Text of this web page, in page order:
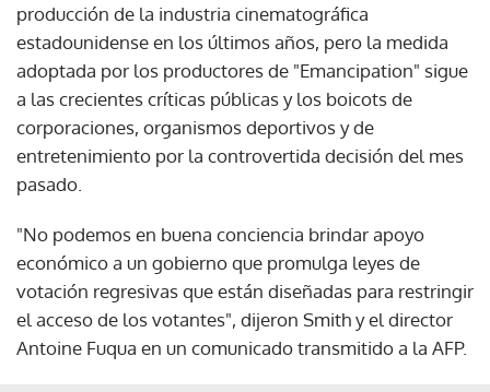
producción de la industria cinematográfica
estadounidense en los últimos años, pero la medida
adoptada por los productores de "Emancipation" sigue
a las crecientes críticas públicas y los boicots de
corporaciones, organismos deportivos y de
entretenimiento por la controvertida decisión del mes
pasado.
"No podemos en buena conciencia brindar apoyo
económico a un gobierno que promulga leyes de
votación regresivas que están diseñadas para restringir
el acceso de los votantes", dijeron Smith y el director
Antoine Fuqua en un comunicado transmitido a la AFP.